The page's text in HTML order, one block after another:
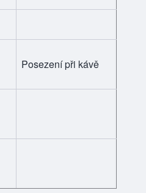
Posezení při kávě